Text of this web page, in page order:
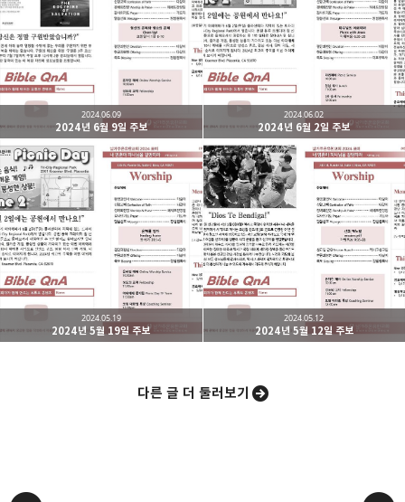
세상을 향해 파송받은 선교적 공동체
구독하기
카카오톡 라인 트위터
밴드 네이버 블로그 Pocket
2024년 6월 9일 주보
2024.06.09
2024년 6월 2일 주보
2024.06.02
2024년 5월 19일 주보
2024.05.19
2024년 5월 12일 주보
2024.05.12
다른 글 더 둘러보기